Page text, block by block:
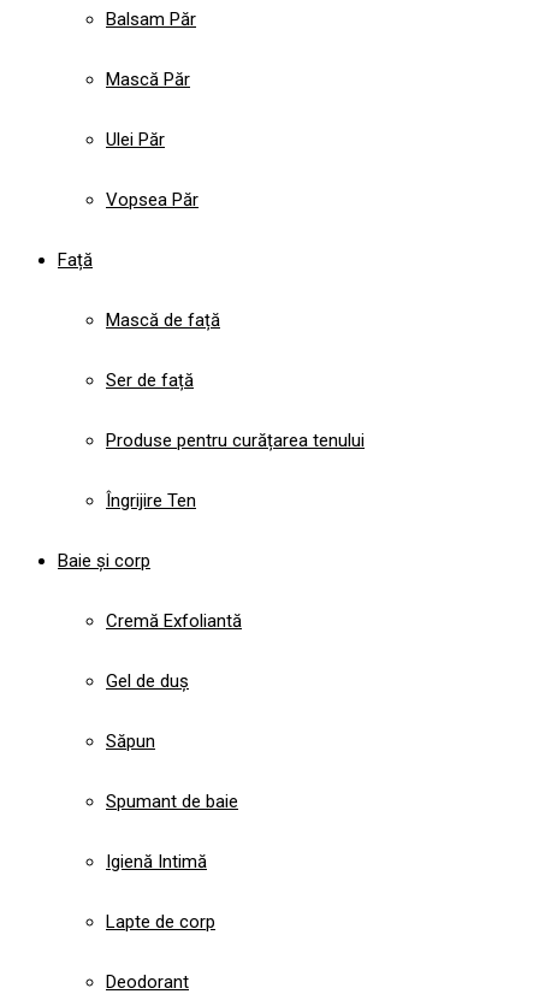
Balsam Păr
Mască Păr
Ulei Păr
Vopsea Păr
Față
Mască de față
Ser de față
Produse pentru curățarea tenului
Îngrijire Ten
Baie și corp
Cremă Exfoliantă
Gel de duș
Săpun
Spumant de baie
Igienă Intimă
Lapte de corp
Deodorant